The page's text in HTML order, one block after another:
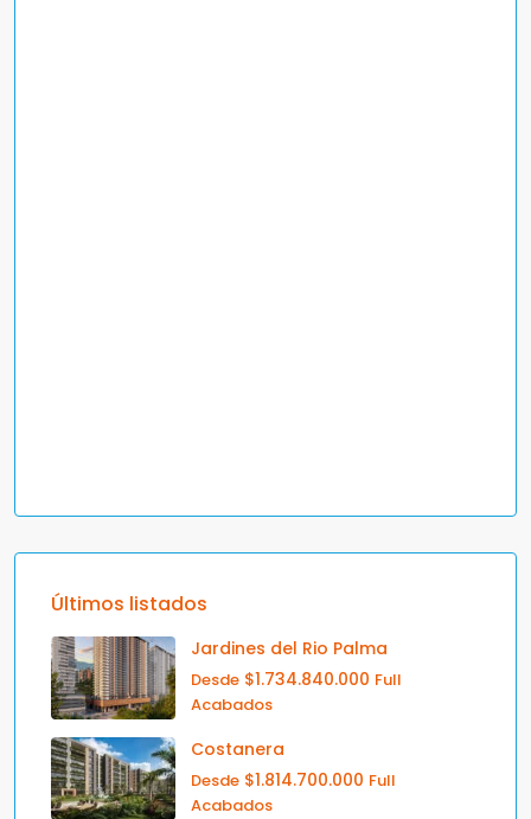
Últimos listados
Jardines del Rio Palma
Desde $1.734.840.000 Full
Acabados
Costanera
Desde $1.814.700.000 Full
Acabados